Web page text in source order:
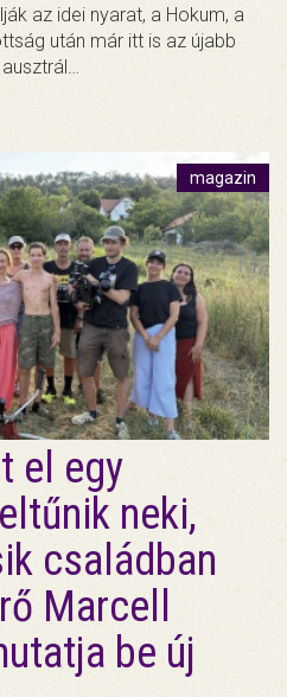
az idei nyarat, a Hokum, a
után már itt is az újabb
magazin
el egy
neki,
családban
Marcell
be új